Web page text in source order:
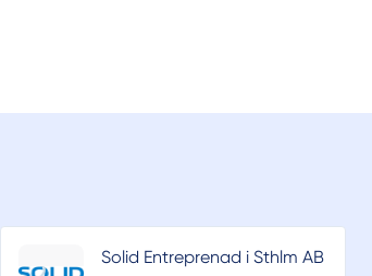
Solid Entreprenad i Sthlm AB